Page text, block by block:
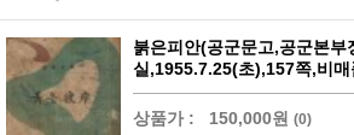
붉은피안(공군문고,공군본부
실,1955.7.25(초),157쪽,비매
상품가 : 150,000원 (0)